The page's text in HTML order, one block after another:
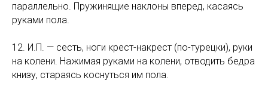
параллельно. Пружинящие наклоны вперед, касаясь
руками пола.
12. И.П. — сесть, ноги крест-накрест (по-турецки), руки
на колени. Нажимая руками на колени, отводить бедра
книзу, стараясь коснуться им пола.